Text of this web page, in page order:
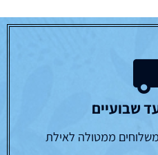
שבועיים
ממטולה לאילת